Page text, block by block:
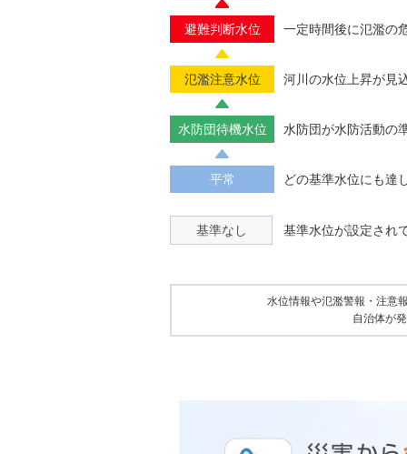
避難判断水位 一定時間後に氾濫の
氾濫注意水位 河川の水位上昇が見
水防団待機水位 水防団が水防活動の
平常 どの基準水位にも達
基準なし 基準水位が設定され
水位情報や氾濫警報・注意
自治体が